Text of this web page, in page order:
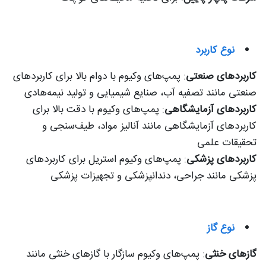
نوع کاربرد
کاربردهای صنعتی: پمپ‌های وکیوم با دوام بالا برای کاربردهای
صنعتی مانند تصفیه آب، صنایع شیمیایی و تولید نیمه‌هادی
کاربردهای آزمایشگاهی: پمپ‌های وکیوم با دقت بالا برای
کاربردهای آزمایشگاهی مانند آنالیز مواد، طیف‌سنجی و
تحقیقات علمی
کاربردهای پزشکی: پمپ‌های وکیوم استریل برای کاربردهای
پزشکی مانند جراحی، دندانپزشکی و تجهیزات پزشکی
نوع گاز
گازهای خنثی: پمپ‌های وکیوم سازگار با گازهای خنثی مانند